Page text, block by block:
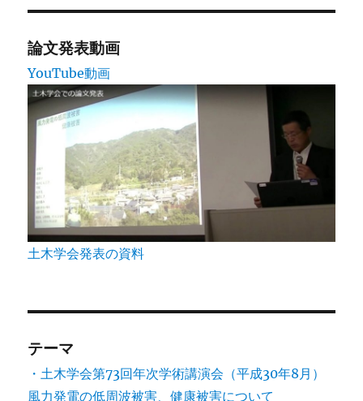
論文発表動画
YouTube動画
土木学会発表の資料
テーマ
・土木学会第73回年次学術講演会（平成30年8月）
風力発電の低周波被害、健康被害について